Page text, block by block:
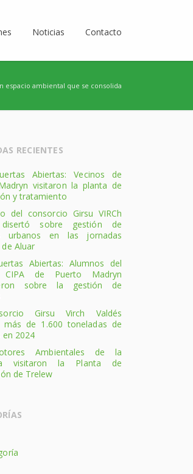
Noticias Contacto
espacio ambiental que se consolida
RECIENTES
Abiertas: Vecinos de
visitaron la planta de
y tratamiento
del consorcio Girsu VIRCh
disertó sobre gestión de
urbanos en las jornadas
de Aluar
Abiertas: Alumnos del
CIPA de Puerto Madryn
sobre la gestión de
Girsu Virch Valdés
más de 1.600 toneladas de
en 2024
Ambientales de la
visitaron la Planta de
de Trelew